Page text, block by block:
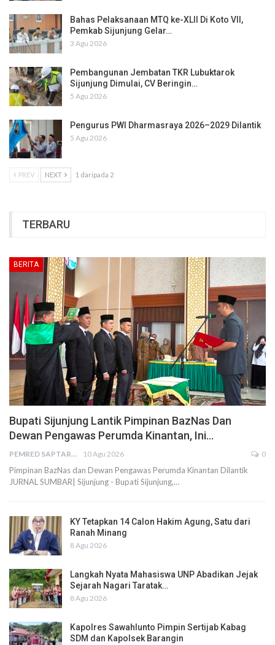
Bahas Pelaksanaan MTQ ke-XLII Di Koto VII,
Pemkab Sijunjung Gelar…
3 Agu 2026
Pembangunan Jembatan TKR Lubuktarok
Sijunjung Dimulai, CV Beringin…
5 Agu 2026
Pengurus PWI Dharmasraya 2026–2029 Dilantik
5 Agu 2026
PREV NEXT 1 daripada 2
TERBARU
BERITA
Bupati Sijunjung Lantik Pimpinan BazNas Dan
Dewan Pengawas Perumda Kinantan, Ini…
PEMRED SAPTARIUS 10 Agu 2026 0
Pimpinan BazNas dan Dewan Pengawas Perumda Kinantan Dilantik
JURNAL SUMBAR| Sijunjung - Bupati Sijunjung,…
KY Tetapkan 14 Calon Hakim Agung, Satu dari
Ranah Minang
8 Agu 2026
Langkah Nyata Mahasiswa UNP Abadikan Jejak
Sejarah Nagari Taratak…
8 Agu 2026
Kapolres Sawahlunto Pimpin Sertijab Kabag
SDM dan Kapolsek Barangin